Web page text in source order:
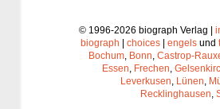
© 1996-2026 biograph Verlag |
biograph
choices engels und
Bochum, Bonn, Castrop-
Essen, Frechen,
Leverkusen, Lünen,
Recklinghausen,